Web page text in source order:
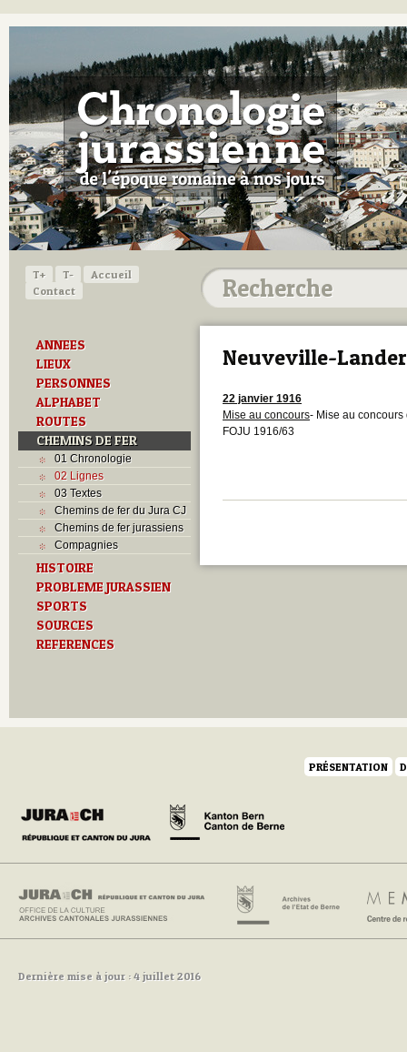
T+ T-
Accueil
Contact
ANNEES
LIEUX
PERSONNES
ALPHABET
ROUTES
CHEMINS DE FER
01 Chronologie
02 Lignes
03 Textes
Chemins de fer du Jura CJ
Chemins de fer jurassiens
Compagnies
HISTOIRE
PROBLEME JURASSIEN
SPORTS
SOURCES
REFERENCES
Neuveville-
22 janvier 1916
Mise au concours- Mise au concours
FOJU 1916/63
PRÉSENTATION
Dernière mise à jour : 4 juillet 2016